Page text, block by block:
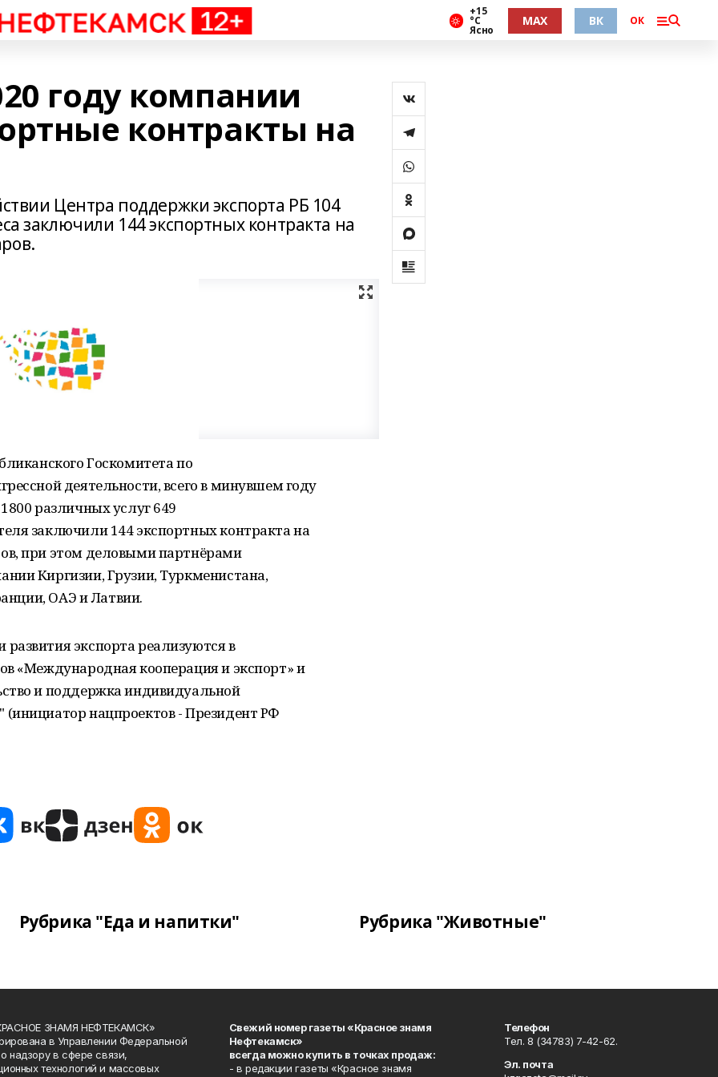
+15
°С
Ясно
MAX ВК ОК
году компании
контракты на
Центра поддержки экспорта РБ 104
заключили 144 экспортных контракта на
Госкомитета по
деятельности, всего в минувшем году
различных услуг 649
заключили 144 экспортных контракта на
при этом деловыми партнёрами
Киргизии, Грузии, Туркменистана,
ОАЭ и Латвии.
экспорта реализуются в
«Международная кооперация и экспорт» и
и поддержка индивидуальной
нацпроектов - Президент РФ
Рубрика "Еда и напитки" Рубрика "Животные"
ЗНАМЯ НЕФТЕКАМСК»
в Управлении Федеральной
надзору в сфере связи,
технологий и массовых
Свежий номер газеты «Красное знамя
Нефтекамск»
всегда можно купить в точках продаж:
- в редакции газеты «Красное знамя
Телефон
Тел. 8 (34783) 7-42-62.
Эл. почта